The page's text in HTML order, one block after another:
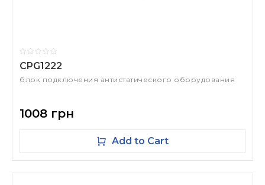
CPG1222
блок подключения антистатического оборудования
1008 грн
Add to Cart